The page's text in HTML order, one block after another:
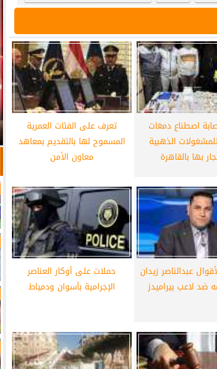
اصطناع دمغات
الذهبية
بها بالقاهرة
تعرف على الفئات العمرية
المسموح لها بالتقديم بمعاهد
معاون الأمن
عبدالناصر زيدان
ضد لاعب بيراميدز
حملات على أوكار العناصر
الإجرامية بأسوان ودمياط
الزمالك ينهي أزمة خوان بيزيرا.. واللاعب
يقترب من العودة إلى القاهرة